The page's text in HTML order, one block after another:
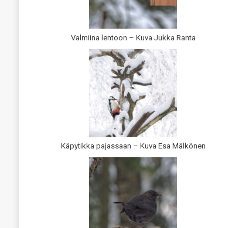
Valmiina lentoon – Kuva Jukka Ranta
Käpytikka pajassaan – Kuva Esa Mälkönen